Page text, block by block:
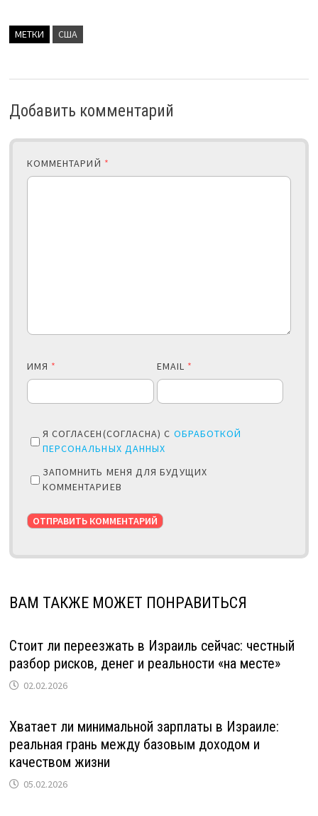
МЕТКИ США
Добавить комментарий
КОММЕНТАРИЙ *
ИМЯ * EMAIL *
Я СОГЛАСЕН(СОГЛАСНА) С ОБРАБОТКОЙ
ПЕРСОНАЛЬНЫХ ДАННЫХ
ЗАПОМНИТЬ МЕНЯ ДЛЯ БУДУЩИХ
КОММЕНТАРИЕВ
ВАМ ТАКЖЕ МОЖЕТ ПОНРАВИТЬСЯ
Стоит ли переезжать в Израиль сейчас: честный
разбор рисков, денег и реальности «на месте»
02.02.2026
Хватает ли минимальной зарплаты в Израиле:
реальная грань между базовым доходом и
качеством жизни
05.02.2026